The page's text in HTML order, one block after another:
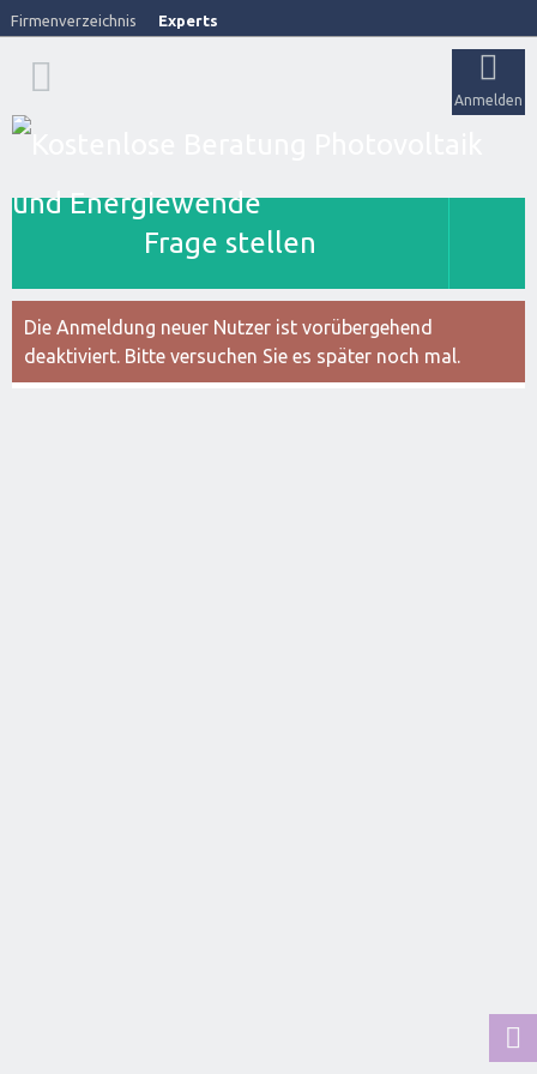
Firmenverzeichnis Experts
Anmelden
Frage stellen
Die Anmeldung neuer Nutzer ist vorübergehend
deaktiviert. Bitte versuchen Sie es später noch mal.